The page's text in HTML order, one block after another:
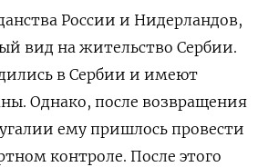
России и Нидерландов,
вид на жительство Сербии.
в Сербии и имеют
Однако, после возвращения
ему пришлось провести
контроле. После этого